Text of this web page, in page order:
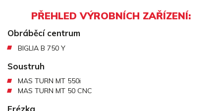
PŘEHLED VÝROBNÍCH ZAŘÍZENÍ:
Obráběcí centrum
BIGLIA B 750 Y
Soustruh
MAS TURN MT 550i
MAS TURN MT 50 CNC
Frézka